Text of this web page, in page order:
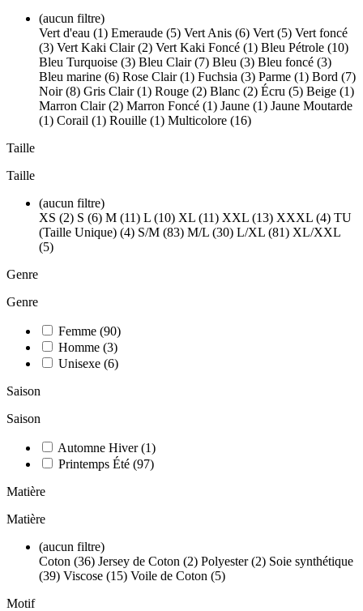
(aucun filtre)
Vert d'eau (1) Emeraude (5) Vert Anis (6) Vert (5) Vert foncé
(3) Vert Kaki Clair (2) Vert Kaki Foncé (1) Bleu Pétrole (10)
Bleu Turquoise (3) Bleu Clair (7) Bleu (3) Bleu foncé (3)
Bleu marine (6) Rose Clair (1) Fuchsia (3) Parme (1) Bord (7)
Noir (8) Gris Clair (1) Rouge (2) Blanc (2) Écru (5) Beige (1)
Marron Clair (2) Marron Foncé (1) Jaune (1) Jaune Moutarde
(1) Corail (1) Rouille (1) Multicolore (16)
Taille
Taille
(aucun filtre)
XS (2) S (6) M (11) L (10) XL (11) XXL (13) XXXL (4) TU
(Taille Unique) (4) S/M (83) M/L (30) L/XL (81) XL/XXL
(5)
Genre
Genre
Femme (90)
Homme (3)
Unisexe (6)
Saison
Saison
Automne Hiver(1)
Printemps Été (97)
Matière
Matière
(aucun filtre)
Coton (36) Jersey de Coton (2) Polyester (2) Soie synthétique
(39) Viscose (15) Voile de Coton (5)
Motif